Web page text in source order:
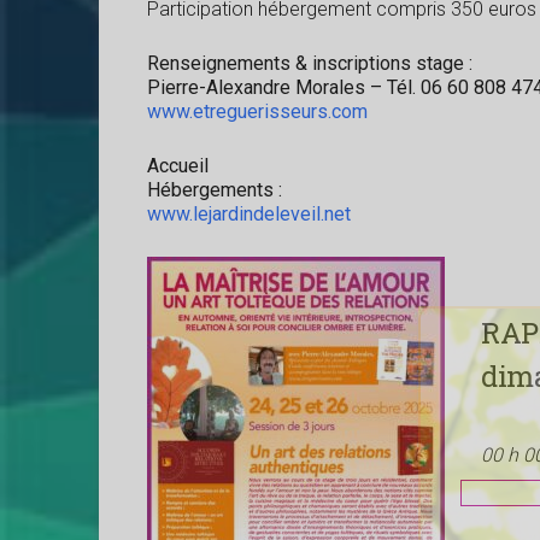
Participation hébergement compris 350 euros
Renseignements & inscriptions stage :
Pierre-Alexandre Morales – Tél. 06 60 808
www.etreguerisseurs.com
Accueil
Hébergements :
www.lejardindeleveil.net
00 h